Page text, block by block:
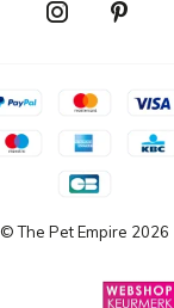
© The Pet Empire 2026